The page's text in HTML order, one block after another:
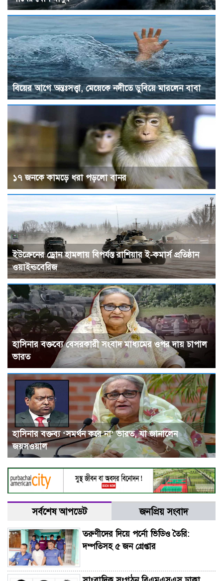
বিয়ের আগে অন্তঃসত্ত্বা, মেয়েকে নদীতে ডুবিয়ে মারলেন বাবা
১৭ জনকে কামড়ে ধরা পড়লো বানর
ইউক্রেনের ড্রোন হামলায় বিপর্যস্ত রাশিয়ার ই-কমার্স প্রতিষ্ঠান
ওয়াইল্ডবেরিজ
হাসিনার বক্তব্যে বেসরকারী সংবাদ মাধ্যমের ওপর দায় চাপাল
ভারত
হাসিনার বক্তব্য ‘সমর্থন করে না’ ভারত, যা জানালেন
জয়সওয়াল
সর্বশেষ আপডেট জনপ্রিয় সংবাদ
তরুণীদের দিয়ে পর্নো ভিডিও তৈরি:
দম্পতিসহ ৫ জন গ্রেপ্তার